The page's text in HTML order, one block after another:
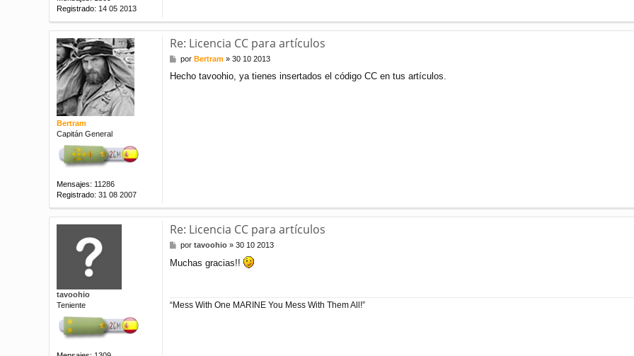
Registrado: 14 05 2013
Bertram
Capitán General
Mensajes: 11286
Registrado: 31 08 2007
Re: Licencia CC para artículos
M
n
porBertram »30 10 2013
Hecho tavoohio, ya tienes insertados el código CC en tus artículos.
tavoohio
Teniente
Re: Licencia CC para artículos
M
n
e
portavoohio »30 10 2013
Muchas gracias!!
“Mess With One MARINE You Mess With Them All!”